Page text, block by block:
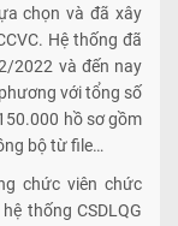
chọn và đã xây
Hệ thống đã
2022 và đến nay
với tổng số
hồ sơ gồm
bộ từ file…
chức viên chức
thống CSDLQG